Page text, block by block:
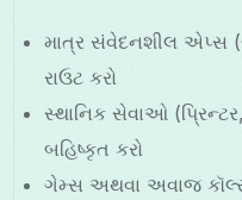
માત્ર સંવેદનશીલ એપ્સ
રાઉટ કરો
સ્થાનિક સેવાઓ
બહિષ્કૃત કરો
ગેમ્સ અથવા અવાજ કૉલ્સ